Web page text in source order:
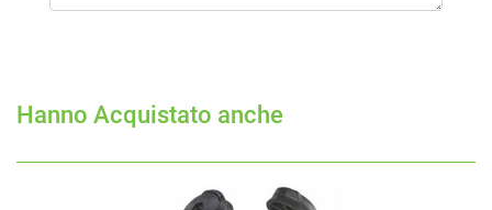
Hanno Acquistato anche